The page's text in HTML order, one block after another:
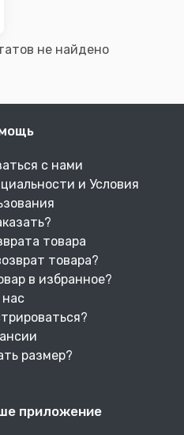
не найдено
с нами
и Условия
товара
товара?
в избранное?
размер?
приложение